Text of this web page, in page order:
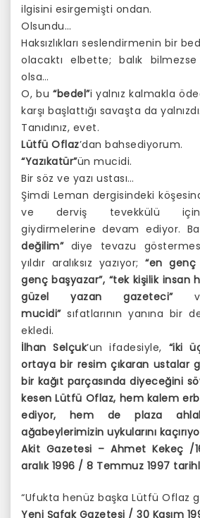
ilgisini esirgemişti ondan.
Olsundu…
Haksızlıkları seslendirmenin bir
olacaktı elbette; balık bilmezse
olsa…
O, bu “bedel”i yalnız kalmakla
karşı başlattığı savaşta da yalnızdı.
Tanıdınız, evet.
Lütfü Oflaz’dan bahsediyorum.
“Yazıkatür”ün mucidi.
Bir söz ve yazı ustası…
Şimdi Leman dergisindeki
ve derviş tevekkülü
giydirmelerine devam ediyor.
değilim”diye tevazu
yıldır aralıksız yazıyor; “en genç
genç başyazar”, “tek kişilik insan
güzel yazan gazeteci”
mucidi”sıfatlarının yanına bir
ekledi.
İlhan Selçuk’un ifadesiyle, “iki
ortaya bir resim çıkaran ustalar
bir kağıt parçasında diyeceğini
kesen Lütfü Oflaz, hem kalem
ediyor, hem de plaza
ağabeylerimizin uykularını
Akit Gazetesi – Ahmet Kekeç /
aralık 1996 / 8 Temmuz 1997
“Ufukta henüz başka Lütfü Oflaz
Yeni Şafak Gazetesi / 30 Kasım